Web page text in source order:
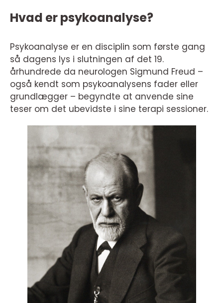
Hvad er psykoanalyse?
Psykoanalyse er en disciplin som første gang
så dagens lys i slutningen af det 19.
århundrede da neurologen Sigmund Freud –
også kendt som psykoanalysens fader eller
grundlægger – begyndte at anvende sine
teser om det ubevidste i sine terapi sessioner.